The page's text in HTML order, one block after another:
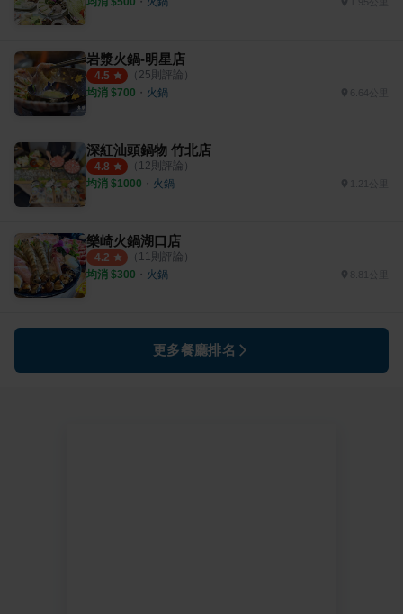
1.95公里
岩漿火鍋-明星店
4.5 （ 25則評論）
均消 $700 ・ 火鍋 6.64公里
深紅汕頭鍋物 竹北店
4.8 （ 12則評論）
均消 $1000 ・ 火鍋 1.21公里
樂崎火鍋湖口店
4.2 （ 11則評論）
均消 $300 ・ 火鍋 8.81公里
更多餐廳排名